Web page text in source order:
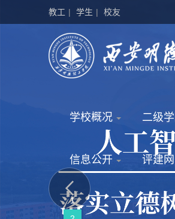
教工 | 学生 | 校友
学校概况 二级
信息公开 评建网
1